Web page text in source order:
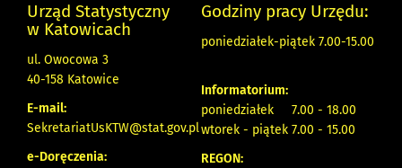
Urząd Statystyczny
w Katowicach
ul. Owocowa 3
40-158 Katowice
E-mail:
SekretariatUsKTW@stat.gov.pl
e-Doręczenia:
Godziny pracy Urzędu:
poniedziałek-piątek 7.00-15.00
Informatorium:
poniedziałek 7.00 - 18.00
wtorek - piątek 7.00 - 15.00
REGON: